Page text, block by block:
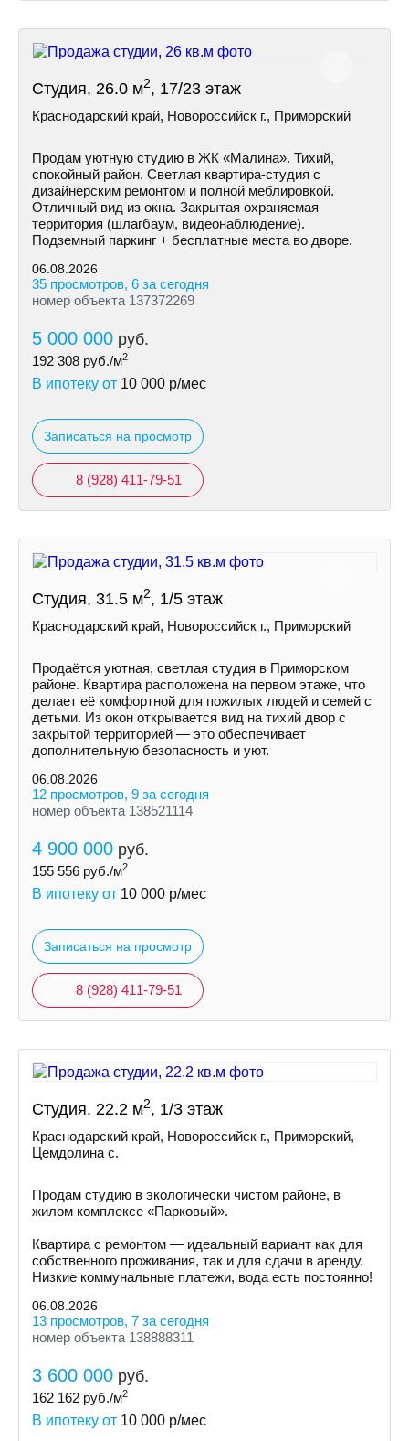
Студия, 26.0 м2, 17/23 этаж
Краснодарский край, Новороссийск г., Приморский
Продам уютную студию в ЖК «Малина». Тихий,
спокойный район. Светлая квартира-студия с
дизайнерским ремонтом и полной меблировкой.
Отличный вид из окна. Закрытая охраняемая
территория (шлагбаум, видеонаблюдение).
Подземный паркинг + бесплатные места во дворе.
06.08.2026
35 просмотров, 6 за сегодня
номер объекта 137372269
5 000 000 руб.
192 308 руб./м2
В ипотеку от 10 000 р/мес
Записаться на просмотр
8 (928) 411-79-51
Студия, 31.5 м2, 1/5 этаж
Краснодарский край, Новороссийск г., Приморский
Продаётся уютная, светлая студия в Приморском
районе. Квартира расположена на первом этаже, что
делает её комфортной для пожилых людей и семей с
детьми. Из окон открывается вид на тихий двор с
закрытой территорией — это обеспечивает
дополнительную безопасность и уют.
06.08.2026
12 просмотров, 9 за сегодня
номер объекта 138521114
4 900 000 руб.
155 556 руб./м2
В ипотеку от 10 000 р/мес
Записаться на просмотр
8 (928) 411-79-51
Студия, 22.2 м2, 1/3 этаж
Краснодарский край, Новороссийск г., Приморский,
Цемдолина с.
Продам студию в экологически чистом районе, в
жилом комплексе «Парковый».
Квартира с ремонтом — идеальный вариант как для
собственного проживания, так и для сдачи в аренду.
Низкие коммунальные платежи, вода есть постоянно!
06.08.2026
13 просмотров, 7 за сегодня
номер объекта 138888311
3 600 000 руб.
162 162 руб./м2
В ипотеку от 10 000 р/мес